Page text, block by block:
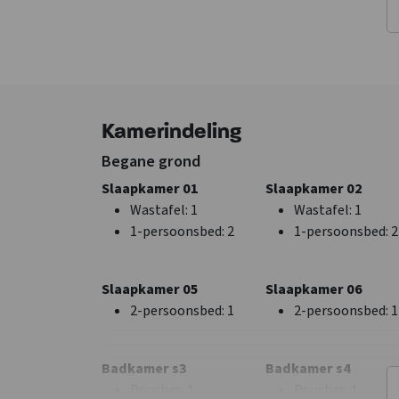
Wasmachine
Tafelvoetbal
Algemene gegevens
Keuken
Vloer keuken: Tegels
Koelkast
Slaapkamer
Bedden: 16
Kamerindeling
Begane grond
Slaapkamer 01
Wastafel: 1
1-persoonsbed: 2
Slaapkamer 02
Wastafel: 1
1-persoonsbed: 2
Slaapkamer 05
2-persoonsbed: 1
Slaapkamer 06
2-persoonsbed: 1
Badkamer s3
Badkamer s4